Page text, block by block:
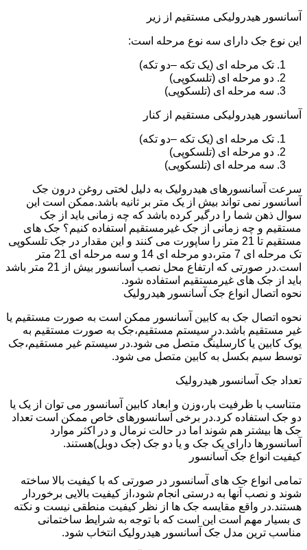
آسانسور هیدرولیکی مستقیم از زیر
این نوع جک دارای سه نوع مرحله است:
تک مرحله ای (یک تکه –دو تکه)
دو مرحله ای (تلسکوپی)
سه مرحله ای (تلسکوپی)
آسانسور هیدرولیکی مستقیم از کنار
تک مرحله ای (یک تکه –دو تکه)
دو مرحله ای (تلسکوپی)
سه مرحله ای (تلسکوپی)
سرعت آسانسورهای هیدرولیک به دلیل لختی روغن درون جک
آسانسور نمی تواند بیش از یک متر بر ثانیه باشد.ممکن است این
سوال ذهن شما را درگیر کرده باشد که چه زمانی باید از جک
مستقیم و چه زمانی از جک غیرمستقیم استفاده کنیم؟ جک های
مستقیم تا 21 متر را ساپورت می کنند و این مقدار در جک تلسکوپی
تک مرحله ای 7 متر،دو مرحله ای 14 و سه مرحله ای 21 متر
است.در صورتی که ارتفاع محل نصب آسانسور بیش از 21 متر باشد
باید از جک های غیرمستقیم استفاده شود.
نحوه اتصال انواع جک آسانسور هیدرولیک
نحوه اتصال جک به کابین آسانسور ممکن است به صورت مستقیم یا
غیر مستقیم باشد.در سیستم مستقیم،جک به صورت مستقیم به
یوک کابین یا کارسلینگ متصل می شود.در سیستم غیر مستقیم،جک
توسط سیم بکسل به کابین متصل می شود.
تعداد جک آسانسور هیدرولیک
متناسب با ظرفیت بار،وزن و ابعاد کابین آسانسور می توان از یک یا
دو جک استفاده کرد.در برخی آسانسورهای خاص ممکن است تعداد
جک ها بیشتر هم شوند اما در حالت نرمال و در اکثر موارد
آسانسورها دارای یک جک و یا دو جک (جک دوبل)هستند.
کیفیت انواع جک آسانسور
تمامی انواع جک های آسانسور در صورتی که با کیفیت بالا ساخته
شوند و نصب آنها به درستی انجام شود،از کیفیت بالایی برخوردار
هستند.در واقع مقایسه جک ها از نظر کیفیت منطقی نیست و نکته
ی بسیار مهم است این است که با توجه به شرایط ساختمانی
مناسب ترین مدل جک آسانسور هیدرولیک انتخاب شود.